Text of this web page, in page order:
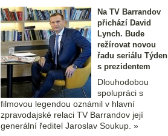
Na TV Barrandov
přichází David
Lynch. Bude
režírovat novou
řadu seriálu Týden
s prezidentem
Dlouhodobou
spolupráci s
filmovou legendou oznámil v hlavní
zpravodajské relaci TV Barrandov její
generální ředitel Jaroslav Soukup. »